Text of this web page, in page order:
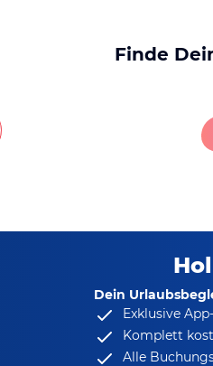
Finde
Dein
Exklusive
Komplett
Alle